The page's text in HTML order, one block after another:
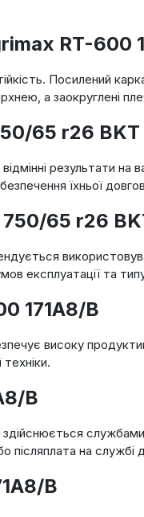
RT-600
Посилений
а заокруглені
65 r26
результати на
їхньої
65 r26
експлуатації та
171A8/B
високу
B
здійснюється
післяплата на службі
B